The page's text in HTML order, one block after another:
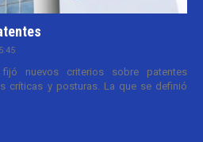
nuevos criterios sobre patentes
críticas y posturas. La que se definió